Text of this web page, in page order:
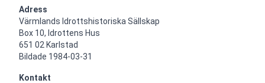
Adress
Värmlands Idrottshistoriska Sällskap
Box 10, Idrottens Hus
651 02 Karlstad
Bildade 1984-03-31
Kontakt